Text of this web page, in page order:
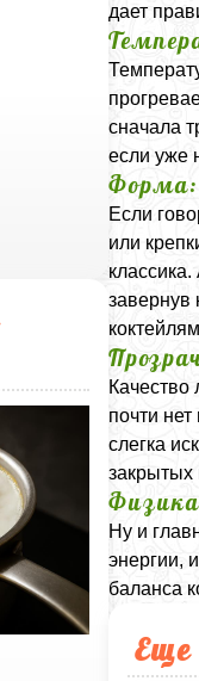
дает
сначала
если уже
Форма:
Если
или
завернув
Качество
почти
слегка
закрытых
Ну и
энергии,
баланса